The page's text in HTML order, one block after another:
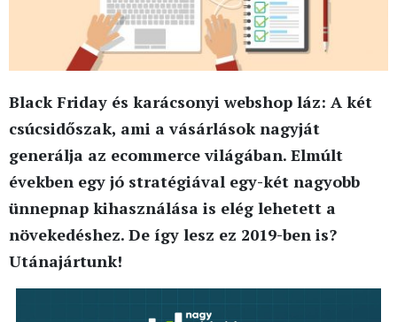
Black Friday és karácsonyi webshop láz: A két
csúcsidőszak, ami a vásárlások nagyját
generálja az ecommerce világában. Elmúlt
években egy jó stratégiával egy-két nagyobb
ünnepnap kihasználása is elég lehetett a
növekedéshez. De így lesz ez 2019-ben is?
Utánajártunk!